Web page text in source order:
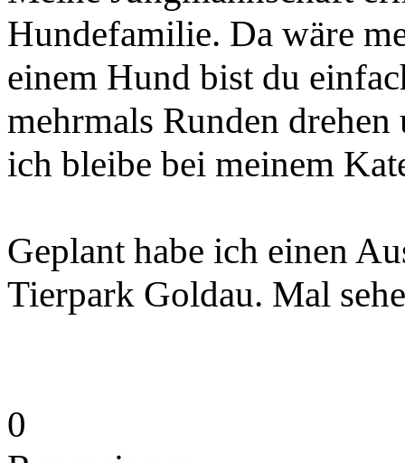
Hundefamilie. Da wäre
einem Hund bist du
mehrmals Runden
ich bleibe bei meinem
Geplant habe ich einen
Tierpark Goldau. Mal
0